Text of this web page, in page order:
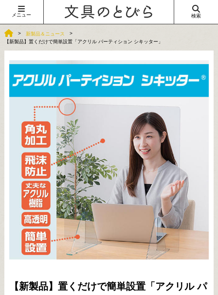
メニュー 検索
新製品＆ニュース
【新製品】置くだけで簡単設置「アクリル パーティション シキッター」
【新製品】置くだけで簡単設置「アクリル パ